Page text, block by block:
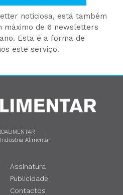
noticiosa, está também
máximo de 6 newsletters
Esta é a forma de
este serviço.
Alimentar
Assinatura
Publicidade
Contactos